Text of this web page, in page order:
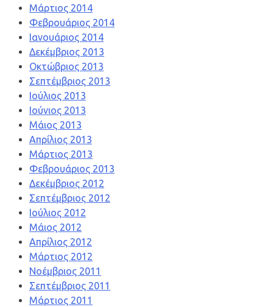
Μάρτιος 2014
Φεβρουάριος 2014
Ιανουάριος 2014
Δεκέμβριος 2013
Οκτώβριος 2013
Σεπτέμβριος 2013
Ιούλιος 2013
Ιούνιος 2013
Μάιος 2013
Απρίλιος 2013
Μάρτιος 2013
Φεβρουάριος 2013
Δεκέμβριος 2012
Σεπτέμβριος 2012
Ιούλιος 2012
Μάιος 2012
Απρίλιος 2012
Μάρτιος 2012
Νοέμβριος 2011
Σεπτέμβριος 2011
Μάρτιος 2011